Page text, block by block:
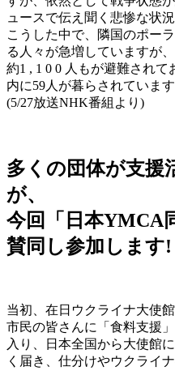
ュースで伝え聞く悲惨な状
こうした中で、隣国のポー
る人々が急増していますが
約1 , 1 0 0 人もが避難され
内に59人が暮らされています
(5/27放送NHK番組より)
多くの団体が支援
が、
今回「日本YMCA
賛同し参加します!
当初、在日ウクライナ大使
市民の皆さんに「食料支援
入り、日本全国から大使館
く届き、仕分けやウクライ